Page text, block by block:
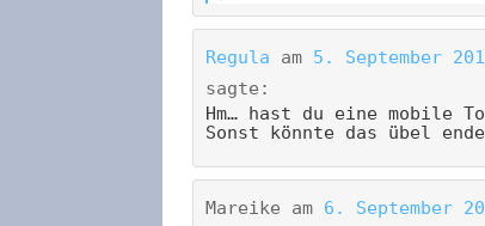
Regula am 5. September
sagte:
Hm… hast du eine mobile
Sonst könnte das übel
Mareike am 6. September